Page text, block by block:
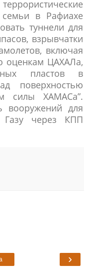
в Рафиахе
туннели для
взрывчатки
включая
ЦАХАЛа,
пластов в
поверхностью
силы ХАМАСа”.
вооружений для
Газу через КПП
›